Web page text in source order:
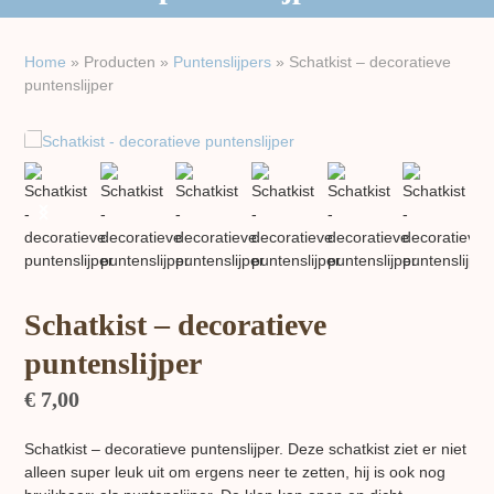
Home » Producten » Puntenslijpers » Schatkist – decoratieve
puntenslijper
previous
next
Schatkist – decoratieve
puntenslijper
€ 7,00
Schatkist – decoratieve puntenslijper. Deze schatkist ziet er niet
alleen super leuk uit om ergens neer te zetten, hij is ook nog